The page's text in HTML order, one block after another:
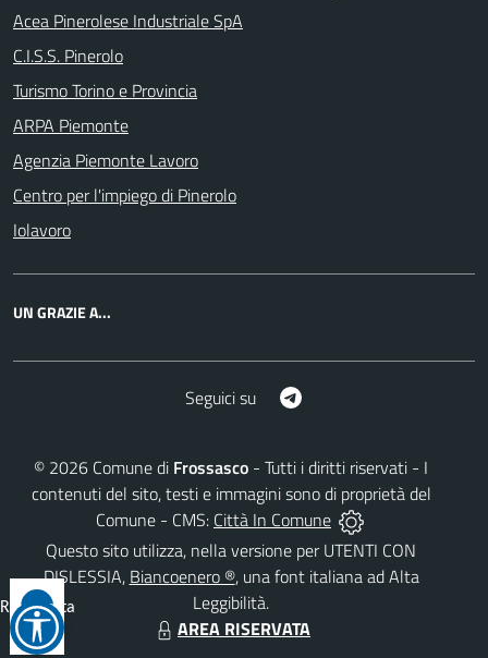
Acea Pinerolese Industriale SpA
C.I.S.S. Pinerolo
Turismo Torino e Provincia
ARPA Piemonte
Agenzia Piemonte Lavoro
Centro per l'impiego di Pinerolo
Iolavoro
UN GRAZIE A...
Seguici su
© 2026 Comune di Frossasco - Tutti i diritti riservati - I
contenuti del sito, testi e immagini sono di proprietà del
Comune - CMS: Città In Comune
Questo sito utilizza, nella versione per UTENTI CON
DISLESSIA, Biancoenero ®, una font italiana ad Alta
Leggibilità.
AREA RISERVATA
Reimposta
tutto